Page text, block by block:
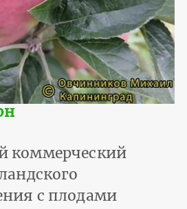
коммерческий
с плодами